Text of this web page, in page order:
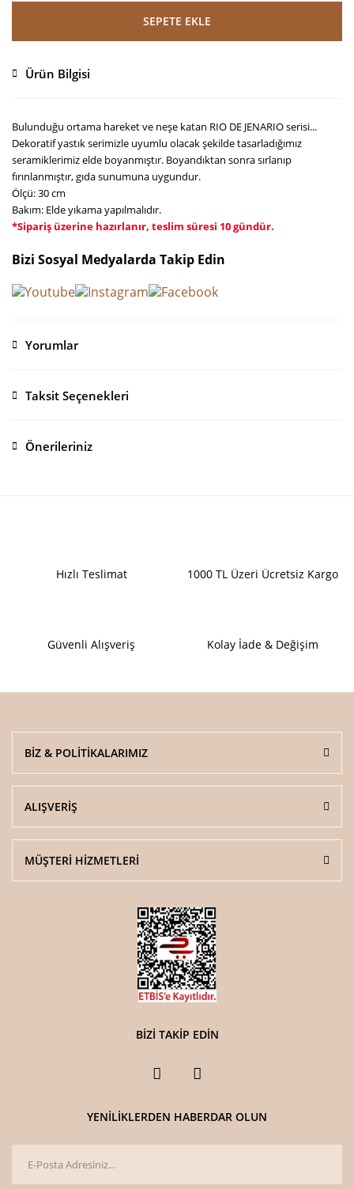
SEPETE EKLE
Ürün Bilgisi
Bulunduğu ortama hareket ve neşe katan RIO DE JENARIO serisi...
Dekoratif yastık serimizle uyumlu olacak şekilde tasarladığımız
seramiklerimiz elde boyanmıştır. Boyandıktan sonra sırlanıp
fırınlanmıştır, gıda sunumuna uygundur.
Ölçü: 30 cm
Bakım: Elde yıkama yapılmalıdır.
*Sipariş üzerine hazırlanır, teslim süresi 10 gündür.
Bizi Sosyal Medyalarda Takip Edin
Yorumlar
Bu ürüne ilk yorumu siz yapın!
Taksit Seçenekleri
Önerileriniz
Ürün resmi kalitesiz, bozuk veya görüntülenemiyor.
Ürün fiyatı diğer sitelerden daha pahalı.
Hızlı Teslimat 1000 TL Üzeri Ücretsiz Kargo
Güvenli Alışveriş Kolay İade & Değişim
BİZ & POLİTİKALARIMIZ
ALIŞVERİŞ
MÜŞTERİ HİZMETLERİ
BİZİ TAKİP EDİN
YENİLİKLERDEN HABERDAR OLUN